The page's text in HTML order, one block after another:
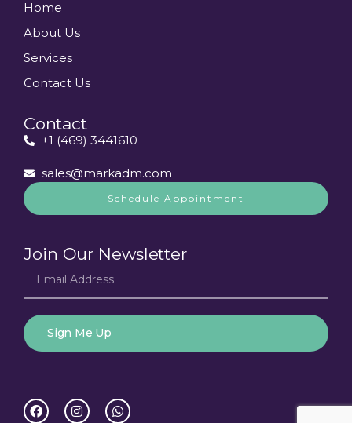
Home
About Us
Services
Contact Us
Contact
+1 (469) 3441610
sales@markadm.com
Schedule Appointment
Join Our Newsletter
Sign Me Up